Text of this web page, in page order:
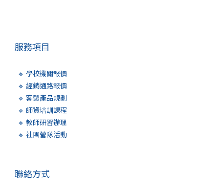
服務項目
🔹 學校機關報價
🔹 經銷通路報價
🔹 客製產品規劃
🔹 師資培訓課程
🔹 教師研習辦理
🔹 社團營隊活動
聯絡方式